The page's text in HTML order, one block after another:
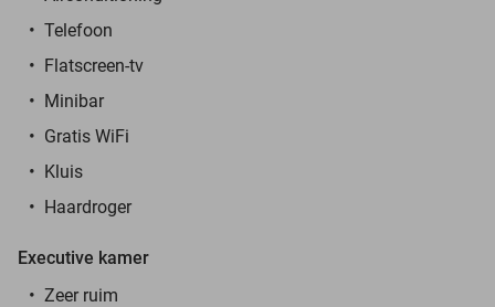
Telefoon
Flatscreen-tv
Minibar
Gratis WiFi
Kluis
Haardroger
Executive kamer
Zeer ruim